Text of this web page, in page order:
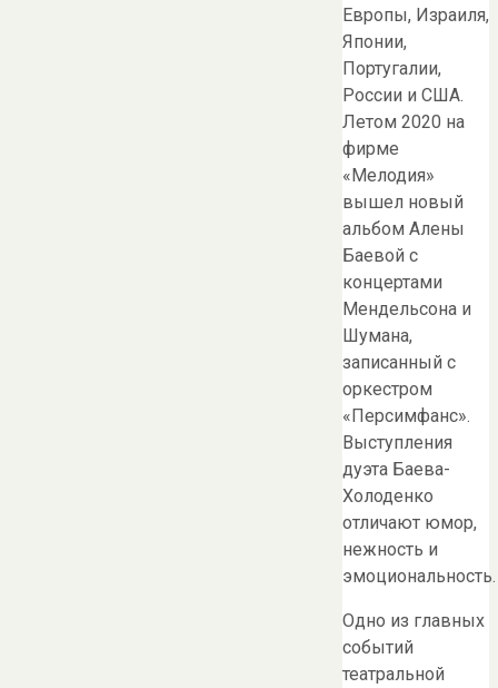
Европы, Израиля,
Японии,
Португалии,
России и США.
Летом 2020 на
фирме
«Мелодия»
вышел новый
альбом Алены
Баевой с
концертами
Мендельсона и
Шумана,
записанный с
оркестром
«Персимфанс».
Выступления
дуэта Баева-
Холоденко
отличают юмор,
нежность и
эмоциональность.
Одно из главных
событий
театральной